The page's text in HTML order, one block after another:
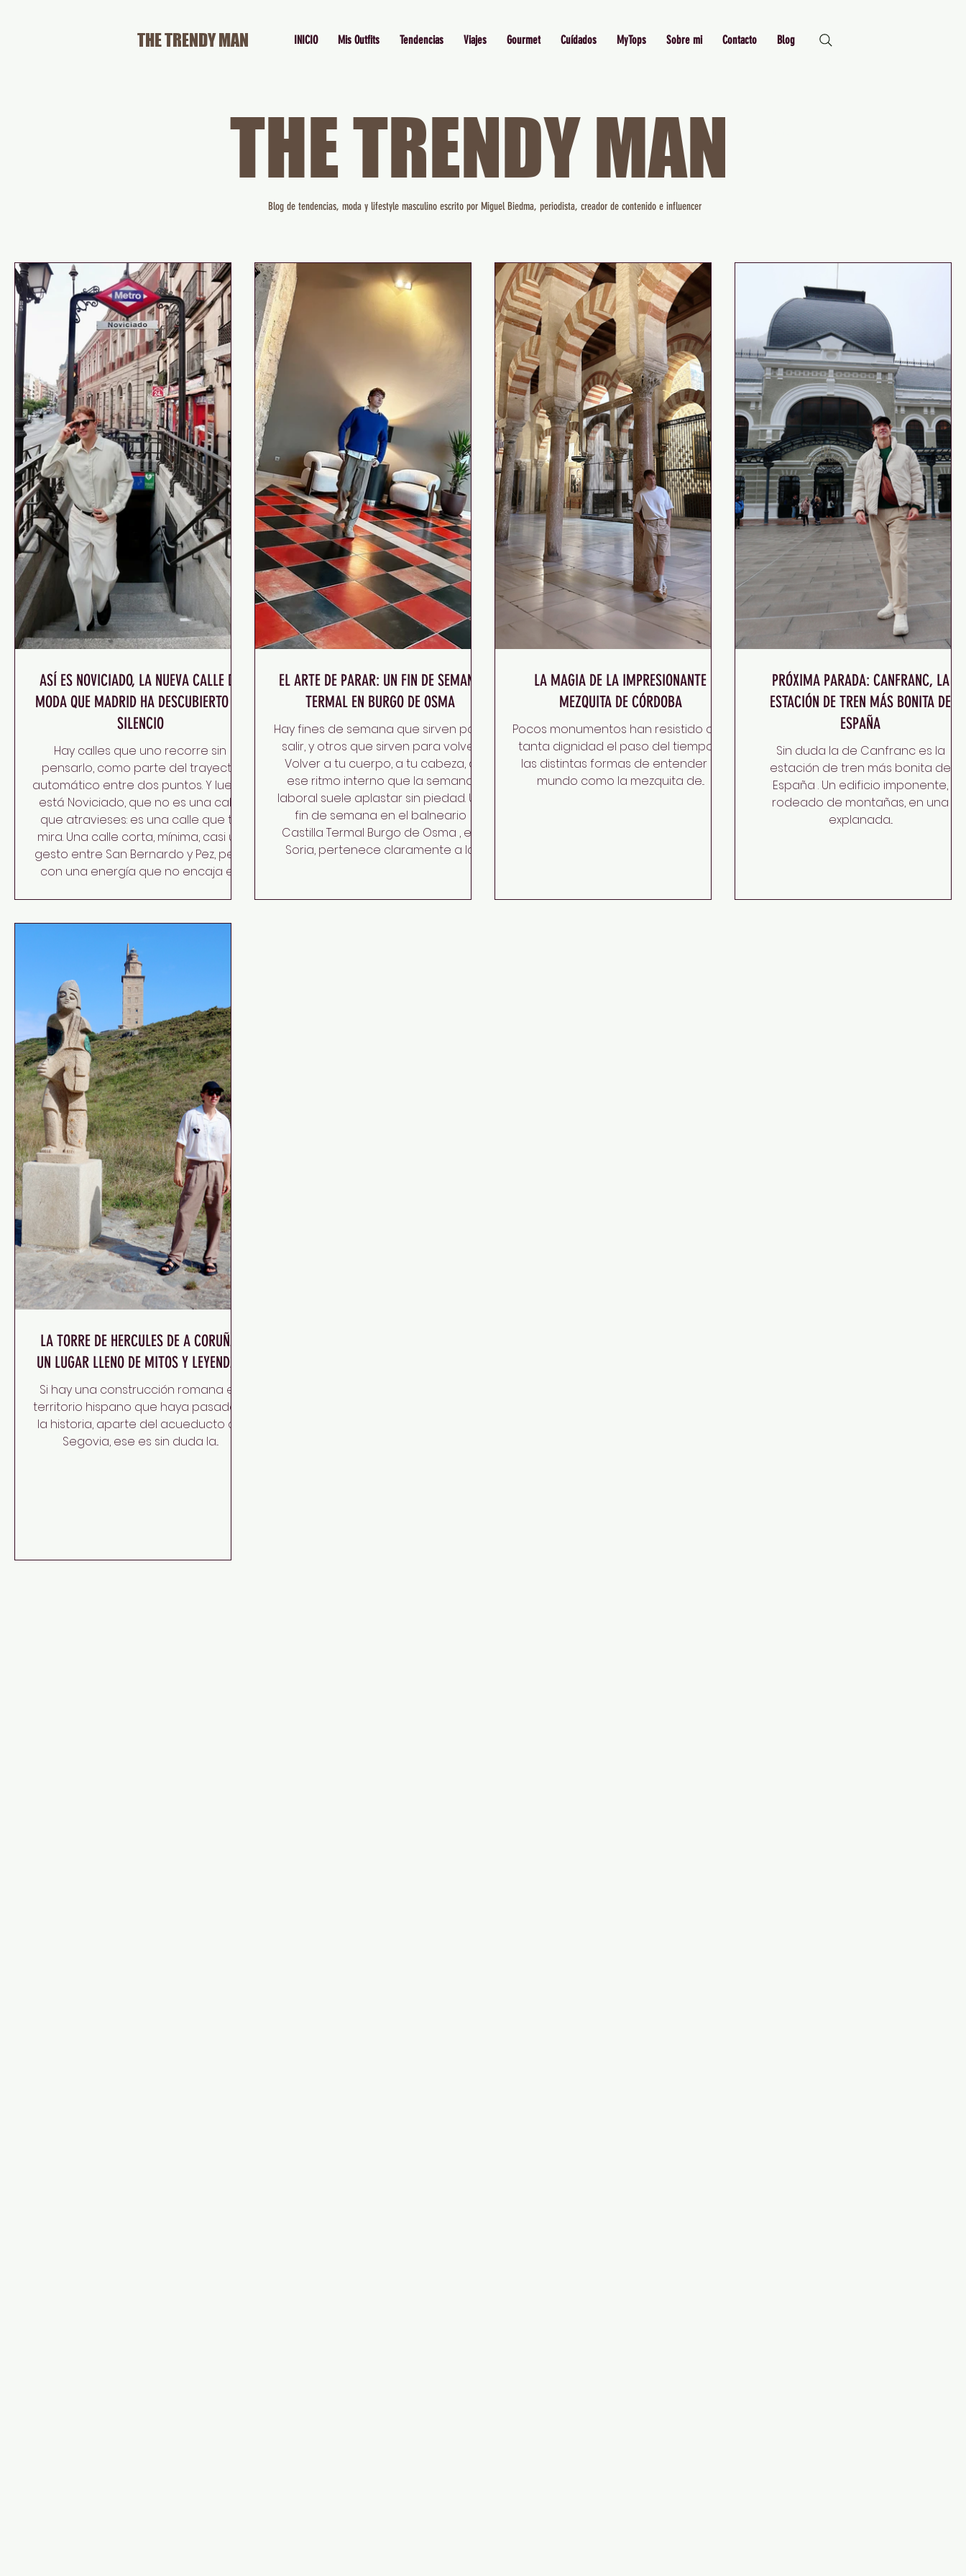
INICIO Mis Outfits Tendencias Viajes Gourmet Cuídados MyTops Sobre mi Contacto Blog
THE TRENDY MAN
ASÍ ES NOVICIADO, LA NUEVA CALLE DE
MODA QUE MADRID HA DESCUBIERTO EN
SILENCIO
Hay calles que uno recorre sin
pensarlo, como parte del trayecto
automático entre dos puntos. Y luego
está Noviciado, que no es una calle
que atravieses: es una calle que te
mira. Una calle corta, mínima, casi un
gesto entre San Bernardo y Pez, pero
con una energía que no encaja en
de paso. Pero algo en su ritmo —esa
mezcla de calma, textura y vida
contenida— hizo que volviera.
Noviciado tiene esa cualidad rara
EL ARTE DE PARAR: UN FIN DE SEMANA
TERMAL EN BURGO DE OSMA
Hay fines de semana que sirven para
salir, y otros que sirven para volver.
Volver a tu cuerpo, a tu cabeza, a
ese ritmo interno que la semana
laboral suele aplastar sin piedad. Un
fin de semana en el balneario
Castilla Termal Burgo de Osma , en
Soria, pertenece claramente a la
weekends meant for going out, and
LA MAGIA DE LA IMPRESIONANTE
MEZQUITA DE CÓRDOBA
Pocos monumentos han resistido con
tanta dignidad el paso del tiempo y
las distintas formas de entender el
mundo como la mezquita de...
PRÓXIMA PARADA: CANFRANC, LA
ESTACIÓN DE TREN MÁS BONITA DE
ESPAÑA
Sin duda la de Canfranc es la
estación de tren más bonita de
España . Un edificio imponente,
rodeado de montañas, en una
explanada...
LA TORRE DE HERCULES DE A CORUÑA,
UN LUGAR LLENO DE MITOS Y LEYENDAS
Si hay una construcción romana en
territorio hispano que haya pasado a
la historia, aparte del acueducto de
Segovia, ese es sin duda la...
Blog de tendencias, moda y lifestyle masculino escrito por Miguel Biedma, periodista, creador de contenido e influencer
THE TRENDY MAN